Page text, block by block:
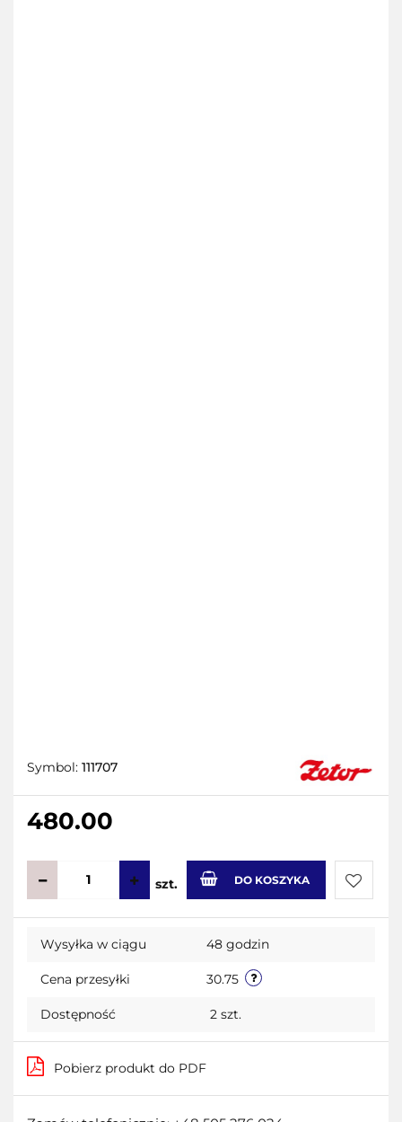
Symbol: 111707
480.00
szt. DO KOSZYKA
Do
Wysyłka w ciągu 48 godzin
Cena przesyłki 30.75
Dostępność 2 szt.
Pobierz produkt do PDF